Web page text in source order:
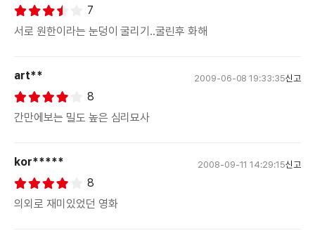
7
서로 원한이라는 눈덩이 굴리기..굴린후 화해
art** 2009-06-08 19:33:35신고
8
간만에보는 밀도 높은 심리묘사
kor***** 2008-09-11 14:29:15신고
8
의외로 재미있었던 영화